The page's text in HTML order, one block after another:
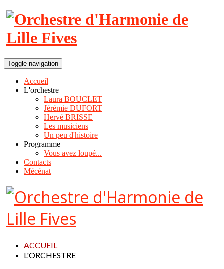
Toggle navigation
Accueil
L'orchestre
Laura BOUCLET
Jérémie DUFORT
Hervé BRISSE
Les musiciens
Un peu d'histoire
Programme
Vous avez loupé...
Contacts
Mécénat
ACCUEIL
L'ORCHESTRE